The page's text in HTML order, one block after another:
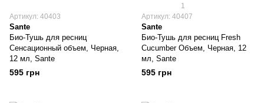
Артикул: 40403
Sante
Био-Тушь для ресниц
Сенсационный объем, Черная,
12 мл, Sante
595 грн
1
Артикул: 40407
Sante
Био-Тушь для ресниц Fresh
Cucumber Объем, Черная, 12
мл, Sante
595 грн